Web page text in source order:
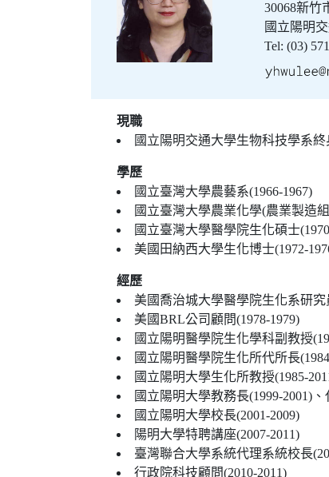
30068新竹
國立陽明
Tel: (03)
現職
國立陽明交通大學生物科技學系
學歷
國立臺灣大學農藝系(1966-1967)
國立臺灣大學農業化學(農業製造
國立臺灣大學醫學院生化碩士
美國田納西大學生化博士(1972-
經歷
美國喬治城大學醫學院生化系研究
美國BRL公司顧問(1978-1979)
國立陽明醫學院生化學科副教授
國立陽明醫學院生化所代所長
國立陽明大學生化所教授(1985-
國立陽明大學教務長(1999-2001)、
國立陽明大學校長(2001-2009)
陽明大學特聘講座(2007-2011)
臺灣聯合大學系統代理系統校長
行政院科技顧問(2010-2011)